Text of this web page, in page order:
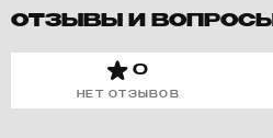
ОТЗЫВЫ И ВОПРОСЫ
0
НЕТ ОТЗЫВОВ